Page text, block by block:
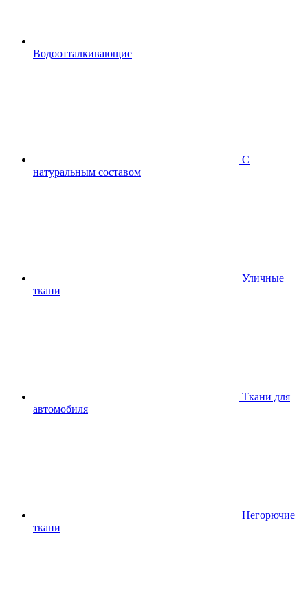
Водоотталкивающие
С
натуральным составом
Уличные
ткани
Ткани для
автомобиля
Негорючие
ткани